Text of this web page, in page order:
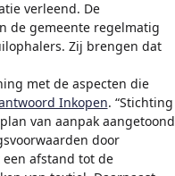
verleend. De
de gemeente regelmatig
Zij brengen dat
met de aspecten die
Inkopen. “Stichting
van aanpak aangetoond
door
afstand tot de